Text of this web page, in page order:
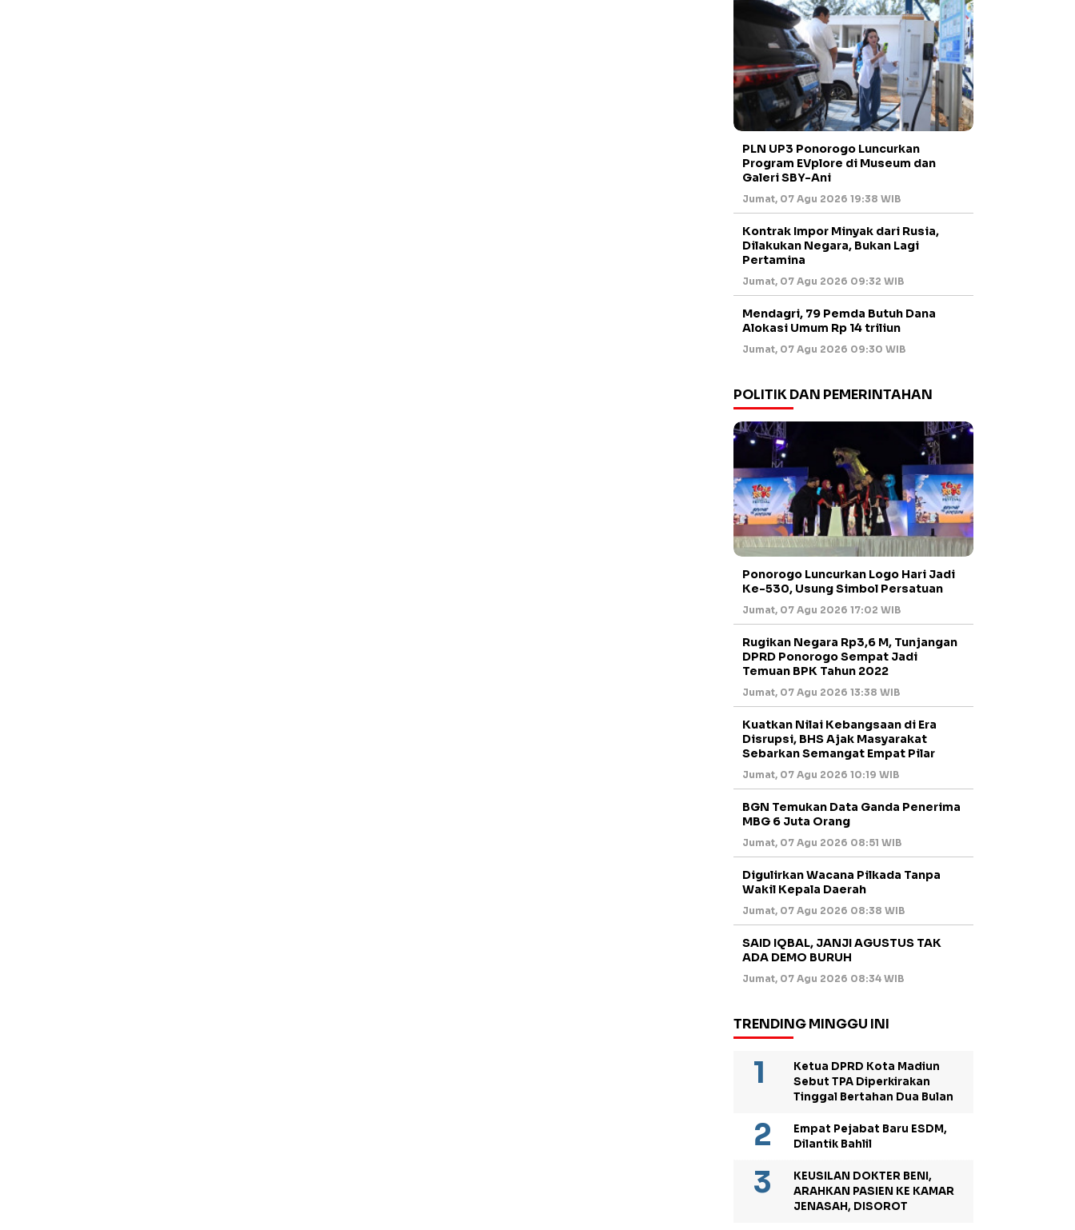
PLN UP3 Ponorogo Luncurkan
Program EVplore di Museum dan
Galeri SBY-Ani
Jumat, 07 Agu 2026 19:38 WIB
Kontrak Impor Minyak dari Rusia,
Dilakukan Negara, Bukan Lagi
Pertamina
Jumat, 07 Agu 2026 09:32 WIB
Mendagri, 79 Pemda Butuh Dana
Alokasi Umum Rp 14 triliun
Jumat, 07 Agu 2026 09:30 WIB
POLITIK DAN PEMERINTAHAN
Ponorogo Luncurkan Logo Hari Jadi
Ke-530, Usung Simbol Persatuan
Jumat, 07 Agu 2026 17:02 WIB
Rugikan Negara Rp3,6 M, Tunjangan
DPRD Ponorogo Sempat Jadi
Temuan BPK Tahun 2022
Jumat, 07 Agu 2026 13:38 WIB
Kuatkan Nilai Kebangsaan di Era
Disrupsi, BHS Ajak Masyarakat
Sebarkan Semangat Empat Pilar
Jumat, 07 Agu 2026 10:19 WIB
BGN Temukan Data Ganda Penerima
MBG 6 Juta Orang
Jumat, 07 Agu 2026 08:51 WIB
Digulirkan Wacana Pilkada Tanpa
Wakil Kepala Daerah
Jumat, 07 Agu 2026 08:38 WIB
SAID IQBAL, JANJI AGUSTUS TAK
ADA DEMO BURUH
Jumat, 07 Agu 2026 08:34 WIB
TRENDING MINGGU INI
Ketua DPRD Kota Madiun
Sebut TPA Diperkirakan
Tinggal Bertahan Dua Bulan
Empat Pejabat Baru ESDM,
Dilantik Bahlil
KEUSILAN DOKTER BENI,
ARAHKAN PASIEN KE KAMAR
JENASAH, DISOROT